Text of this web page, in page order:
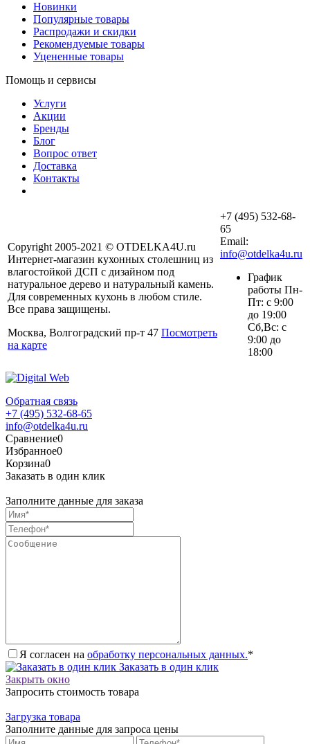
Новинки
Популярные товары
Распродажи и скидки
Рекомендуемые товары
Уцененные товары
Помощь и сервисы
Услуги
Акции
Бренды
Блог
Вопрос ответ
Доставка
Контакты
Copyright 2005-2021 © OTDELKA4U.ru
Интернет-магазин кухонных столешниц из
влагостойкой ДСП с дизайном под
натуральное дерево и натуральный камень.
Для современных кухонь в любом стиле.
Все права защищены.
Москва, Волгоградский пр-т 47 Посмотреть
на карте
+7 (495) 532-68-
65
Email:
info@otdelka4u.ru
График
работы Пн-
Пт: с 9:00
до 19:00
Сб,Вс: с
9:00 до
18:00
Обратная связь
+7 (495) 532-68-65
info@otdelka4u.ru
Сравнение0
Избранное0
Корзина0
Заказать в один клик
Заполните данные для заказа
Я согласен на обработку персональных данных.*
Заказать в один клик
Закрыть окно
Запросить стоимость товара
Загрузка товара
Заполните данные для запроса цены